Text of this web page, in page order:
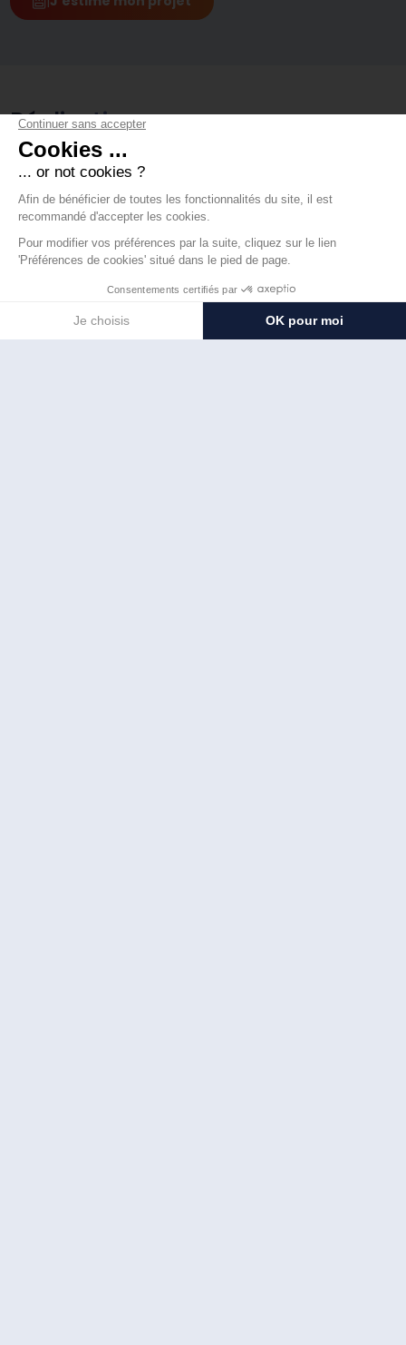
Réalisation
Dans un premier temps, notre chef de projet a élaboré les
plans d’implantation pour les deux bâtiments distincts. Ces
plans définissent avec précision le nombre et
l’emplacement des panneaux photovoltaïques, en tenant
tout en fournissant à nos équipes de montage l’ensemble
des indications techniques nécessaires à une installation
Nous avons ensuite pris en charge l’ensemble des